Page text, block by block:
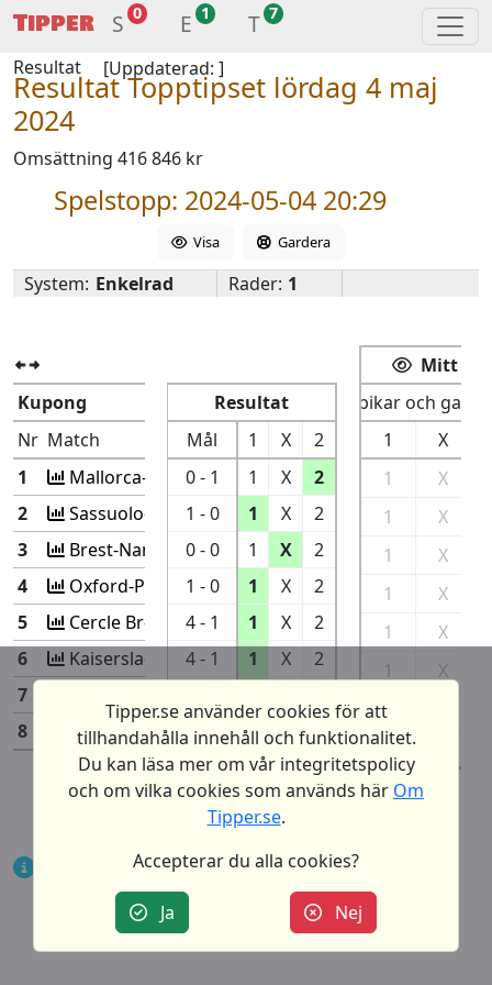
Tipper S 0 E 1 T 7
Resultat [Uppdaterad: ]
Resultat Topptipset lördag 4 maj
2024
Omsättning 416 846 kr
Spelstopp: 2024-05-04 20:29
Visa Gardera
System: Enkelrad Rader: 1
Kupong
Nr Match
1
Mallorca-At Madrid
2
Sassuolo-Inter
3
Brest-Nantes
4
Oxford-Peterboro
5
Cercle Br-Genk
6
Kaisersla-Magdeburg
7
8
Fluminens-A Mineiro
Resultat
Mål
1 X
2
0 - 1
1 X
2
1 - 0
1 X
2
0 - 0
1 X
2
1 - 0
1 X
2
4 - 1
1 X
2
4 - 1
1 X
2
2 - 2
1 X
2
Antal rätt:
Mitt
Spikar och
1
X
1
X
1
X
1
X
1
X
1
X
1
X
1
1
Notera att ‘Antal rätt’ indikerar antal
möjliga rätt för enkelrader eller vid
matematisk gardering.
Tipper.se använder cookies för att
tillhandahålla innehåll och funktionalitet.
Du kan läsa mer om vår integritetspolicy
och om vilka cookies som används här Om
Tipper.se.
Accepterar du alla cookies?
Ja Nej